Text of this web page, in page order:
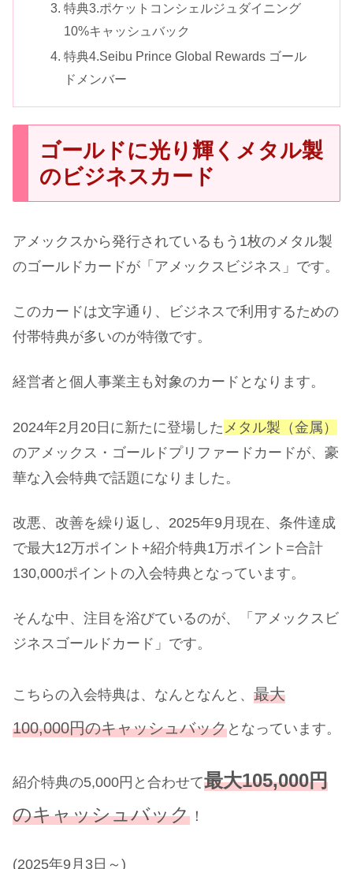
特典3.ポケットコンシェルジュダイニング
10%キャッシュバック
特典4.Seibu Prince Global Rewards ゴール
ドメンバー
ゴールドに光り輝くメタル製
のビジネスカード
アメックスから発行されているもう1枚のメタル製
のゴールドカードが「アメックスビジネス」です。
このカードは文字通り、ビジネスで利用するための
付帯特典が多いのが特徴です。
経営者と個人事業主も対象のカードとなります。
2024年2月20日に新たに登場した メタル製（金属）
のアメックス・ゴールドプリファードカードが、豪
華な入会特典で話題になりました。
改悪、改善を繰り返し、2025年9月現在、条件達成
で最大12万ポイント+紹介特典1万ポイント=合計
130,000ポイントの入会特典となっています。
そんな中、注目を浴びているのが、「アメックスビ
ジネスゴールドカード」です。
こちらの入会特典は、なんとなんと、 最大
100,000円のキャッシュバックとなっています。
紹介特典の5,000円と合わせて最大105,000円
のキャッシュバック ！
(2025年9月3日～)